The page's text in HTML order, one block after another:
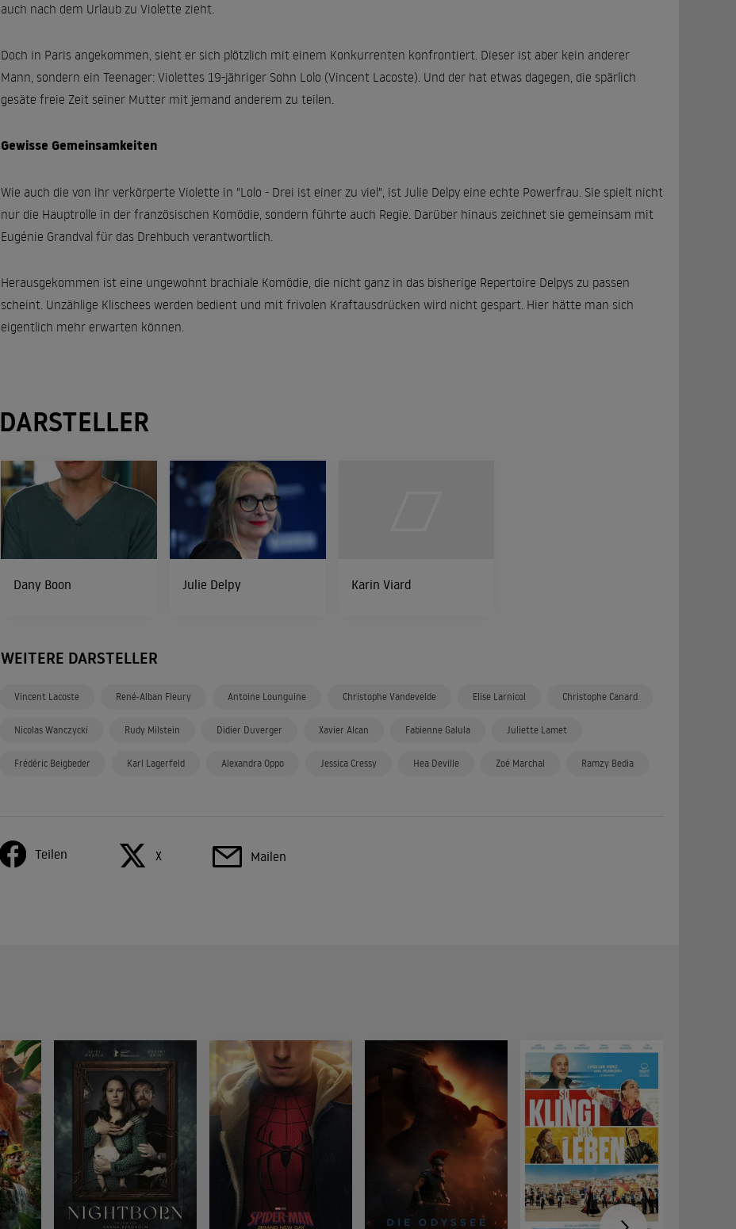
auch nach dem Urlaub zu Violette zieht.
Doch in Paris angekommen, sieht er sich plötzlich mit einem Konkurrenten konfrontiert. Dieser ist aber kein anderer
Mann, sondern ein Teenager: Violettes 19-jähriger Sohn Lolo (Vincent Lacoste). Und der hat etwas dagegen, die spärlich
gesäte freie Zeit seiner Mutter mit jemand anderem zu teilen.
Gewisse Gemeinsamkeiten
Wie auch die von ihr verkörperte Violette in "Lolo - Drei ist einer zu viel", ist Julie Delpy eine echte Powerfrau. Sie spielt nicht
nur die Hauptrolle in der französischen Komödie, sondern führte auch Regie. Darüber hinaus zeichnet sie gemeinsam mit
Eugénie Grandval für das Drehbuch verantwortlich.
Herausgekommen ist eine ungewohnt brachiale Komödie, die nicht ganz in das bisherige Repertoire Delpys zu passen
scheint. Unzählige Klischees werden bedient und mit frivolen Kraftausdrücken wird nicht gespart. Hier hätte man sich
eigentlich mehr erwarten können.
DARSTELLER
Dany Boon Julie Delpy Karin Viard
WEITERE DARSTELLER
Vincent Lacoste René-Alban Fleury Antoine Lounguine Christophe Vandevelde Elise Larnicol Christophe Canard
Nicolas Wanczycki Rudy Milstein Didier Duverger Xavier Alcan Fabienne Galula Juliette Lamet
Frédéric Beigbeder Karl Lagerfeld Alexandra Oppo Jessica Cressy Hea Deville Zoé Marchal Ramzy Bedia
Teilen X Mailen